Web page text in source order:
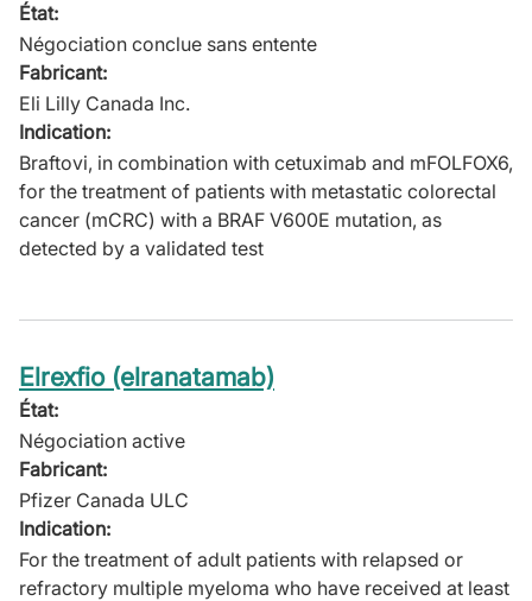
État:
Négociation conclue sans entente
Fabricant:
Eli Lilly Canada Inc.
Indication:
Braftovi, in combination with cetuximab and mFOLFOX6,
for the treatment of patients with metastatic colorectal
cancer (mCRC) with a BRAF V600E mutation, as
detected by a validated test
Elrexfio (elranatamab)
État:
Négociation active
Fabricant:
Pfizer Canada ULC
Indication:
For the treatment of adult patients with relapsed or
refractory multiple myeloma who have received at least